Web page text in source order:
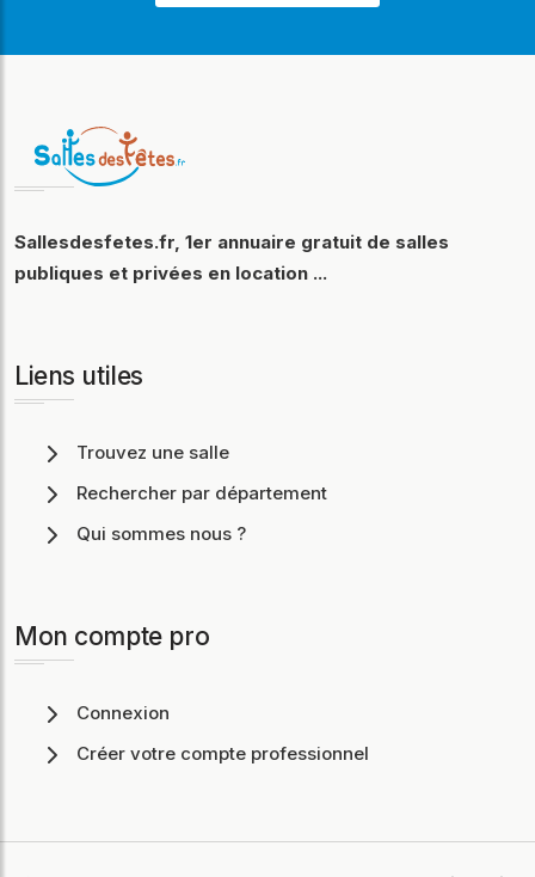
Sallesdesfetes.fr, 1er annuaire gratuit de salles
publiques et privées en location ...
Liens utiles
Trouvez une salle
Rechercher par département
Qui sommes nous ?
Mon compte pro
Connexion
Créer votre compte professionnel